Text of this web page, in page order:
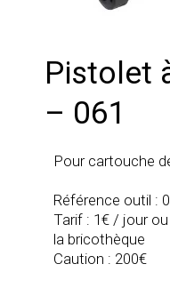
Pistolet
– 061
Pour cartouche
Référence outil :
Tarif : 1€ / jour
la bricothèque
Caution : 200€